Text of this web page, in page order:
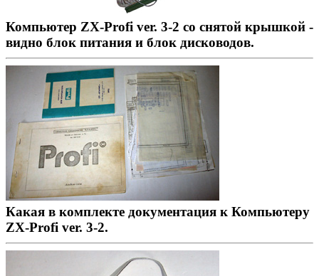
Компьютер ZX-Profi ver. 3-2 со снятой крышкой -
видно блок питания и блок дисководов.
Какая в комплекте документация к Компьютеру
ZX-Profi ver. 3-2.